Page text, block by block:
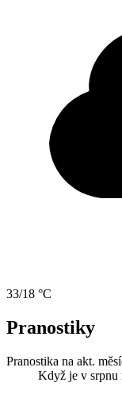
33/18 °C
Pranostiky
Pranostika na akt.
Když je v srpnu